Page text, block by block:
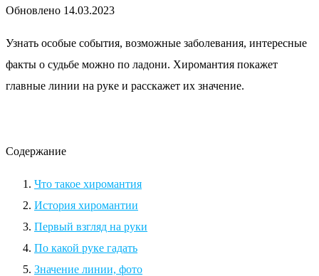
Обновлено 14.03.2023
Узнать особые события, возможные заболевания, интересные
факты о судьбе можно по ладони. Хиромантия покажет
главные линии на руке и расскажет их значение.
Содержание
Что такое хиромантия
История хиромантии
Первый взгляд на руки
По какой руке гадать
Значение линии, фото